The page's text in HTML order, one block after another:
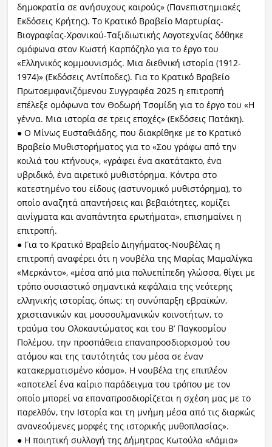
δημοκρατία σε ανήσυχους καιρούς» (Πανεπιστημιακές
Εκδόσεις Κρήτης). Το Κρατικό Βραβείο Μαρτυρίας-
Bιογραφίας-Χρονικού-Ταξιδιωτικής Λογοτεχνίας δόθηκε
ομόφωνα στον Κωστή Καρπόζηλο για το έργο του
«Ελληνικός κομμουνισμός. Μια διεθνική ιστορία (1912-
1974)» (Εκδόσεις Αντίποδες). Για το Κρατικό Βραβείο
Πρωτοεμφανιζόμενου Συγγραφέα 2025 η επιτροπή
επέλεξε ομόφωνα τον Θοδωρή Τσομίδη για το έργο του «Η
γέννα. Μια ιστορία σε τρεις εποχές» (Εκδόσεις Πατάκη).
● Ο Μίνως Ευσταθιάδης, που διακρίθηκε με το Κρατικό
Βραβείο Μυθιστορήματος για το «Σου γράφω από την
κοιλιά του κτήνους», «γράφει ένα ακατάτακτο, ένα
υβριδικό, ένα αιρετικό μυθιστόρημα. Κόντρα στο
κατεστημένο του είδους (αστυνομικό μυθιστόρημα), το
οποίο αναζητά απαντήσεις και βεβαιότητες, κομίζει
αινίγματα και αναπάντητα ερωτήματα», επισημαίνει η
επιτροπή.
● Για το Κρατικό Βραβείο Διηγήματος-Νουβέλας η
επιτροπή αναφέρει ότι η νουβέλα της Μαρίας Μαμαλίγκα
«Μερκάντο», «μέσα από μια πολυεπίπεδη γλώσσα, θίγει με
τρόπο ουσιαστικό σημαντικά κεφάλαια της νεότερης
ελληνικής ιστορίας, όπως: τη συνύπαρξη εβραϊκών,
χριστιανικών και μουσουλμανικών κοινοτήτων, το
τραύμα του Ολοκαυτώματος και του Β’ Παγκοσμίου
Πολέμου, την προσπάθεια επαναπροσδιορισμού του
ατόμου και της ταυτότητάς του μέσα σε έναν
κατακερματισμένο κόσμο». Η νουβέλα της επιπλέον
«αποτελεί ένα καίριο παράδειγμα του τρόπου με τον
οποίο μπορεί να επαναπροσδιορίζεται η σχέση μας με το
παρελθόν, την Ιστορία και τη μνήμη μέσα από τις διαρκώς
ανανεούμενες μορφές της ιστορικής μυθοπλασίας».
● Η ποιητική συλλογή της Δήμητρας Κωτούλα «Λάμια»